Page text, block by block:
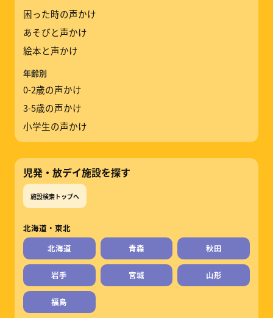
困った時の声かけ
あそびと声かけ
絵本と声かけ
年齢別
0-2歳の声かけ
3-5歳の声かけ
小学生の声かけ
児発・放デイ施設を探す
施設検索トップへ
北海道・東北
北海道
青森 秋田
岩手 宮城 山形
福島